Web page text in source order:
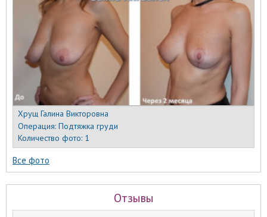
Хрущ Галина Викторовна
Операция:Подтяжка груди
Количество фото: 1
Все фото
Отзывы